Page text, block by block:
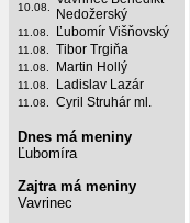
10.08.
Nedožerský
11.08. Ľubomír Višňovský
11.08. Tibor Trgiňa
11.08. Martin Hollý
11.08. Ladislav Lazár
11.08. Cyril Struhár ml.
Dnes má meniny
Ľubomíra
Zajtra má meniny
Vavrinec